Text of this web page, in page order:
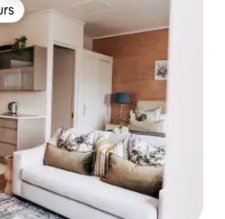
les plus appréciés